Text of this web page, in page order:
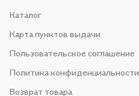
Каталог
Карта пунктов выдачи
Пользовательское соглашение
Политика конфиденциальности
Возврат товара